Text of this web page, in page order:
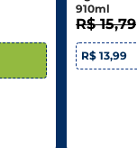
910ml
R$ 15,79
R$ 13,99